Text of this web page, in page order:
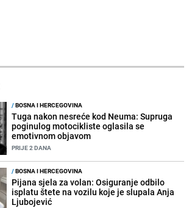
/BOSNA I HERCEGOVINA
Tuga nakon nesreće kod Neuma: Supruga
poginulog motocikliste oglasila se
emotivnom objavom
PRIJE 2 DANA
/BOSNA I HERCEGOVINA
Pijana sjela za volan: Osiguranje odbilo
isplatu štete na vozilu koje je slupala Anja
Ljubojević